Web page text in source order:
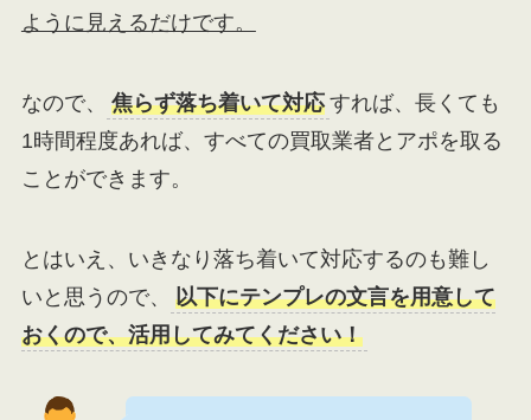
ように見えるだけです。
なので、 焦らず落ち着いて対応 すれば、長くても
1時間程度あれば、すべての買取業者とアポを取る
ことができます。
とはいえ、いきなり落ち着いて対応するのも難し
いと思うので、
以下にテンプレの文言を用意して
おくので、活用してみてください！